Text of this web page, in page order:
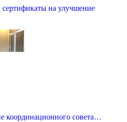
на улучшение
координационного совета…